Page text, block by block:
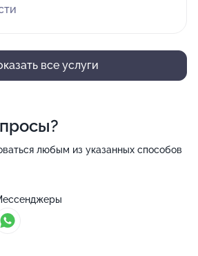
все услуги
любым из указанных способов